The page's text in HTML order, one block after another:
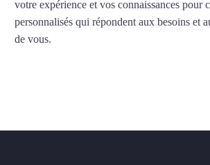
votre expérience et vos connaissances pour
personnalisés qui répondent aux besoins et
de vous.